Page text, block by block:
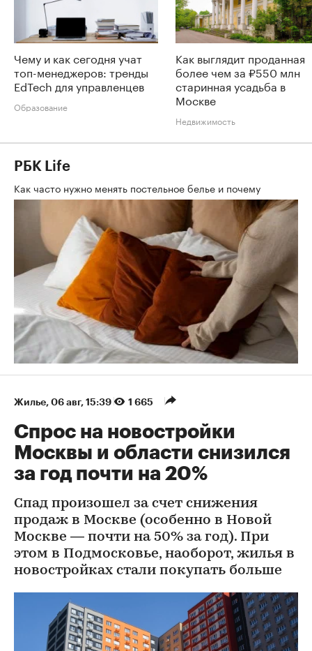
Чему и как сегодня учат
топ-менеджеров: тренды
EdTech для управленцев
Образование
Как выглядит проданная
более чем за ₽550 млн
старинная усадьба в
Москве
Недвижимость
РБК Life
Как часто нужно менять постельное белье и почему
Жилье 06 авг, 15:39 1 665
Спрос на новостройки
Москвы и области снизился
за год почти на 20%
Спад произошел за счет снижения
продаж в Москве (особенно в Новой
Москве — почти на 50% за год). При
этом в Подмосковье, наоборот, жилья в
новостройках стали покупать больше